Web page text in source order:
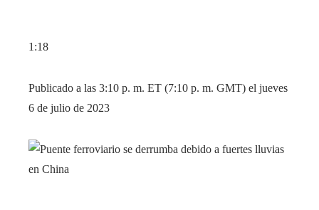
1:18
Publicado a las 3:10 p. m. ET (7:10 p. m. GMT) el jueves
6 de julio de 2023